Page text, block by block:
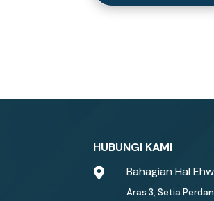
HUBUNGI KAMI

Bahagian Hal
Aras 3, Setia